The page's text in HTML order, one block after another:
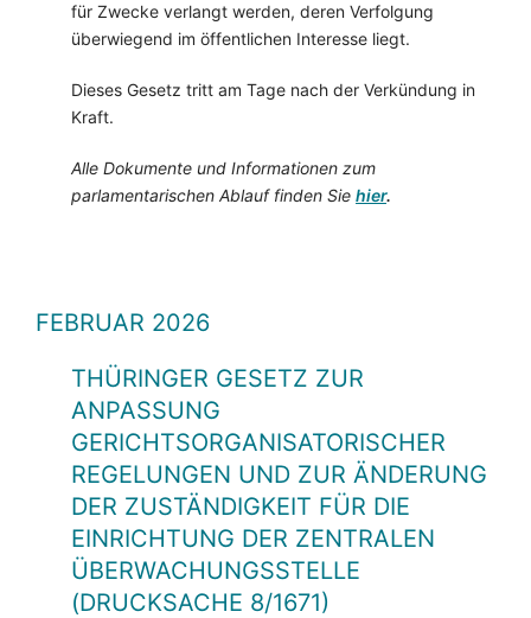
für Zwecke verlangt werden, deren Verfolgung
überwiegend im öffentlichen Interesse liegt.
Dieses Gesetz tritt am Tage nach der Verkündung in
Kraft.
Alle Dokumente und Informationen zum
parlamentarischen Ablauf finden Sie hier.
FEBRUAR 2026
THÜRINGER GESETZ ZUR
ANPASSUNG
GERICHTSORGANISATORISCHER
REGELUNGEN UND ZUR ÄNDERUNG
DER ZUSTÄNDIGKEIT FÜR DIE
EINRICHTUNG DER ZENTRALEN
ÜBERWACHUNGSSTELLE
(DRUCKSACHE 8/1671)